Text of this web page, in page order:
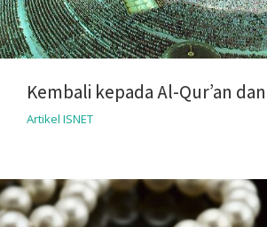
Kembali kepada Al-Qur’an
Artikel ISNET